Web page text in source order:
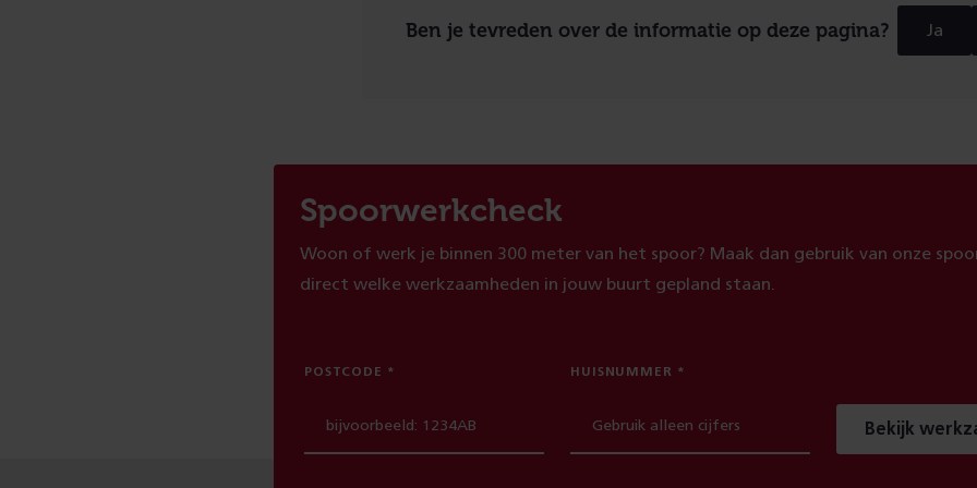
Ben je tevreden over de informatie op deze pagina? Ja
Spoorwerkcheck
Woon of werk je binnen 300 meter van het spoor? Maak dan gebruik van onze
direct welke werkzaamheden in jouw buurt gepland staan.
POSTCODE HUISNUMMER
Bekijk